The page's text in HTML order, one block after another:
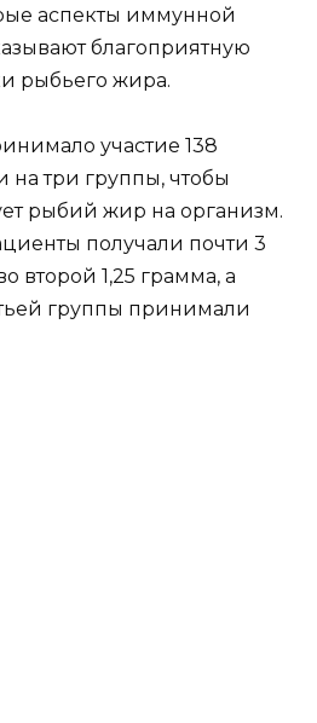
аспекты иммунной
благоприятную
рыбьего жира.
участие 138
на три группы, чтобы
рыбий жир на организм.
получали почти 3
второй 1,25 грамма, а
группы принимали